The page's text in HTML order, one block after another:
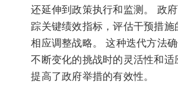
还延伸到政策执行和监测。 政
踪关键绩效指标，评估干预措施
相应调整战略。 这种迭代方法
不断变化的挑战时的灵活性和适
提高了政府举措的有效性。